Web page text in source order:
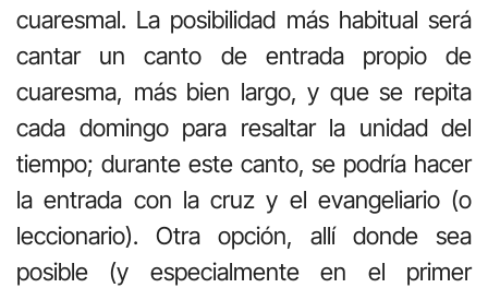
cuaresmal. La posibilidad más habitual será
cantar un canto de entrada propio de
cuaresma, más bien largo, y que se repita
cada domingo para resaltar la unidad del
tiempo; durante este canto, se podría hacer
la entrada con la cruz y el evangeliario (o
leccionario). Otra opción, allí donde sea
posible (y especialmente en el primer